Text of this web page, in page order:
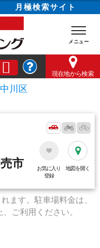
月極検索サイト
現在地から検索
川区
市
お気に入り
登録
地図を開く
ます。駐車場料金は、
ご利用ください。